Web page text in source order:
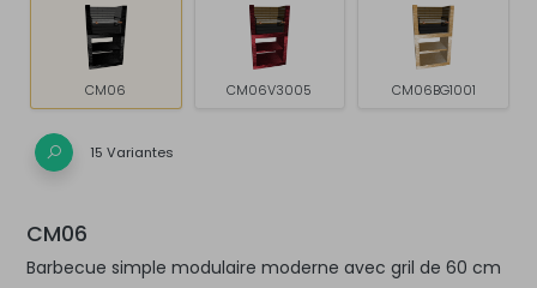
CM06 CM06V3005 CM06BG1001
15 Variantes
CM06
Barbecue simple modulaire moderne avec gril de 60 cm